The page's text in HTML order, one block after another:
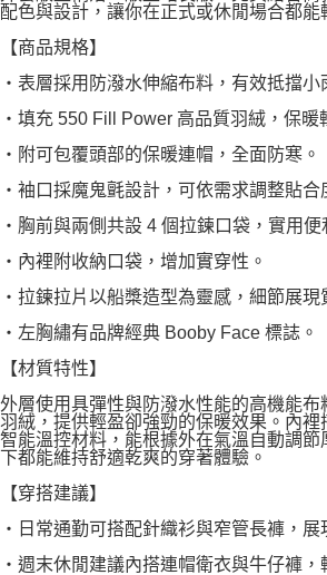
配色與設計，讓你在正式或休閒場合都能
【商品規格】
・表層採用防潑水伸縮布料，有效抵擋小
・填充 550 Fill Power 高品質羽絨，保暖
・附可包覆頭部的保暖連帽，全面防寒。
・袖口採魔鬼氈設計，可依需求調整貼合
・胸前與兩側共設 4 個拉鍊口袋，實用便
・內裡附收納口袋，增加實穿性。
・拉鍊拉片以船槳造型為靈感，細節展現
・左胸繡有品牌經典 Booby Face 標誌。
【材質特性】
外層使用具彈性與防潑水性能的高機能布
羽絨，提供輕盈卻強勁的保暖效果。內裡
智能溫控材料，能根據外在氣溫自動調節
下都能維持舒適乾爽的穿著體驗。
【穿搭建議】
・日常通勤可搭配針織衫與窄管長褲，展
・週末休閒建議內搭連帽衛衣與牛仔褲，